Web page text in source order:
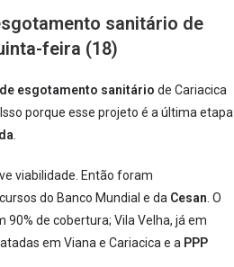
sanitário de
feira (18)
esgotamento sanitário de Cariacica
porque esse projeto é a última etapa
viabilidade. Então foram
do Banco Mundial e da Cesan . O
de cobertura; Vila Velha, já em
em Viana e Cariacica e a PPP